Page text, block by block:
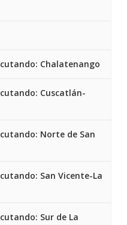
Chalatenango
Cuscatlán-
Norte de San
San Vicente-La
Sur de La